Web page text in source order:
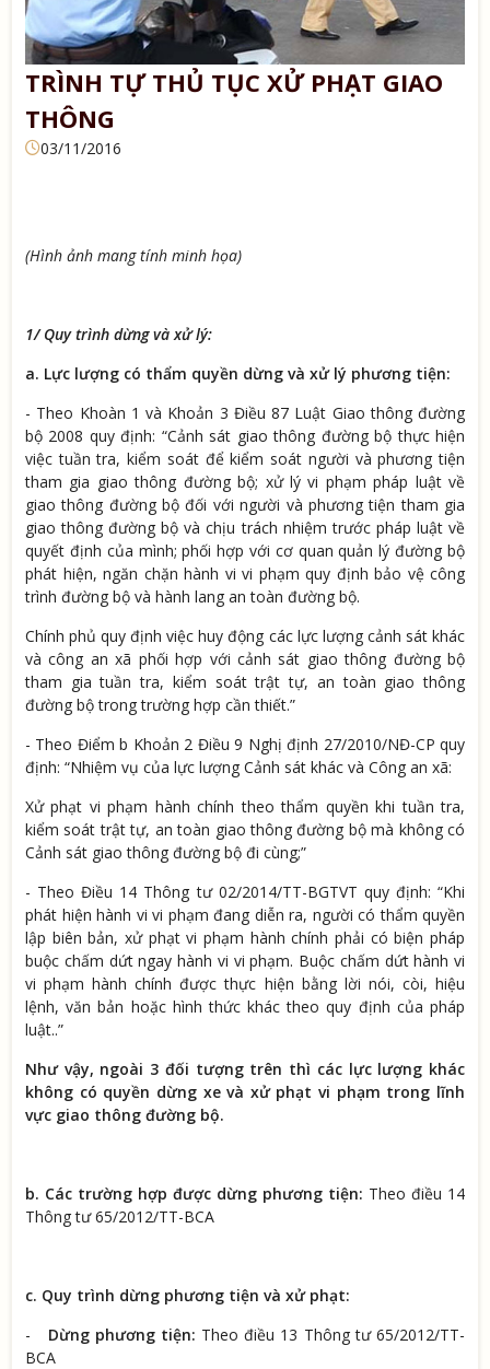
TRÌNH TỰ THỦ TỤC XỬ PHẠT GIAO
THÔNG
03/11/2016
(Hình ảnh mang tính minh họa)
1/ Quy trình dừng và xử lý:
a. Lực lượng có thẩm quyền dừng và xử lý phương tiện:
- Theo Khoàn 1 và Khoản 3 Điều 87 Luật Giao thông đường
bộ 2008 quy định: “Cảnh sát giao thông đường bộ thực hiện
việc tuần tra, kiểm soát để kiểm soát người và phương tiện
tham gia giao thông đường bộ; xử lý vi phạm pháp luật về
giao thông đường bộ đối với người và phương tiện tham gia
giao thông đường bộ và chịu trách nhiệm trước pháp luật về
quyết định của mình; phối hợp với cơ quan quản lý đường bộ
phát hiện, ngăn chặn hành vi vi phạm quy định bảo vệ công
trình đường bộ và hành lang an toàn đường bộ.
Chính phủ quy định việc huy động các lực lượng cảnh sát khác
và công an xã phối hợp với cảnh sát giao thông đường bộ
tham gia tuần tra, kiểm soát trật tự, an toàn giao thông
đường bộ trong trường hợp cần thiết.”
- Theo Điểm b Khoản 2 Điều 9 Nghị định 27/2010/NĐ-CP quy
định: “Nhiệm vụ của lực lượng Cảnh sát khác và Công an xã:
Xử phạt vi phạm hành chính theo thẩm quyền khi tuần tra,
kiểm soát trật tự, an toàn giao thông đường bộ mà không có
Cảnh sát giao thông đường bộ đi cùng;”
- Theo Điều 14 Thông tư 02/2014/TT-BGTVT quy định: “Khi
phát hiện hành vi vi phạm đang diễn ra, người có thẩm quyền
lập biên bản, xử phạt vi phạm hành chính phải có biện pháp
buộc chấm dứt ngay hành vi vi phạm. Buộc chấm dứt hành vi
vi phạm hành chính được thực hiện bằng lời nói, còi, hiệu
lệnh, văn bản hoặc hình thức khác theo quy định của pháp
luật..”
Như vậy, ngoài 3 đối tượng trên thì các lực lượng khác
không có quyền dừng xe và xử phạt vi phạm trong lĩnh
vực giao thông đường bộ.
b. Các trường hợp được dừng phương tiện: Theo điều 14
Thông tư 65/2012/TT-BCA
c. Quy trình dừng phương tiện và xử phạt:
- Dừng phương tiện: Theo điều 13 Thông tư 65/2012/TT-
BCA